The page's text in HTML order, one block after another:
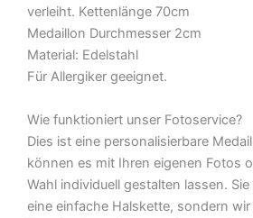
verleiht. Kettenlänge 70cm
Medaillon Durchmesser 2cm
Material: Edelstahl
Für Allergiker geeignet.
Wie funktioniert unser Fotoservice?
Dies ist eine personalisierbare
können es mit Ihren eigenen Fotos
Wahl individuell gestalten lassen.
eine einfache Halskette, sondern